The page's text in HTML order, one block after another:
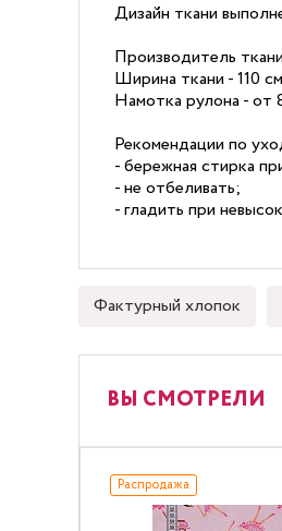
Дизайн ткани
Производитель
Ширина ткани - 110 см
Намотка рулона - от
Рекомендации по
- бережная стирка
- не отбеливать;
- гладить при
Фактурный хлопок
ВЫ СМОТРЕЛИ
Распродажа